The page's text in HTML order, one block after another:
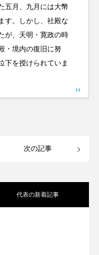
五月、九月には大幣
す。しかし、社殿な
が、天明・寛政の時
・境内の復旧に努
下を授けられていま
次の記事
代表の新着記事